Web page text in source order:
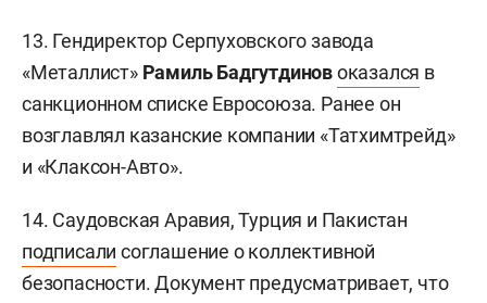
13. Гендиректор Серпуховского завода
«Металлист» Рамиль Бадгутдиновоказался в
санкционном списке Евросоюза. Ранее он
возглавлял казанские компании «Татхимтрейд»
и «Клаксон-Авто».
14. Саудовская Аравия, Турция и Пакистан
подписали соглашение о коллективной
безопасности. Документ предусматривает, что